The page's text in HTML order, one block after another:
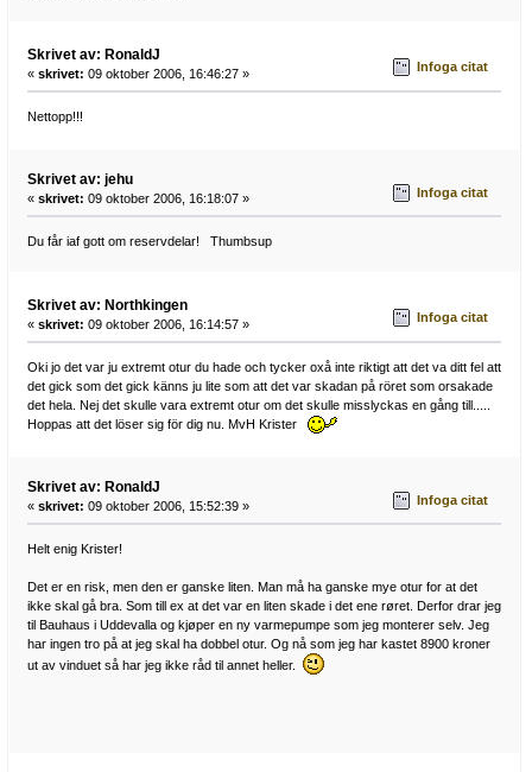
Skrivet av: RonaldJ
« skrivet: 09 oktober 2006, 16:46:27 » Infoga citat
Nettopp!!!
Skrivet av: jehu
« skrivet: 09 oktober 2006, 16:18:07 » Infoga citat
Du får iaf gott om reservdelar! Thumbsup
Skrivet av: Northkingen
« skrivet: 09 oktober 2006, 16:14:57 » Infoga citat
Oki jo det var ju extremt otur du hade och tycker oxå inte riktigt att det va ditt fel att
det gick som det gick känns ju lite som att det var skadan på röret som orsakade
det hela. Nej det skulle vara extremt otur om det skulle misslyckas en gång till.....
Hoppas att det löser sig för dig nu. MvH Krister
Skrivet av: RonaldJ
« skrivet: 09 oktober 2006, 15:52:39 » Infoga citat
Helt enig Krister!
Det er en risk, men den er ganske liten. Man må ha ganske mye otur for at det
ikke skal gå bra. Som till ex at det var en liten skade i det ene røret. Derfor drar jeg
til Bauhaus i Uddevalla og kjøper en ny varmepumpe som jeg monterer selv. Jeg
har ingen tro på at jeg skal ha dobbel otur. Og nå som jeg har kastet 8900 kroner
ut av vinduet så har jeg ikke råd til annet heller.